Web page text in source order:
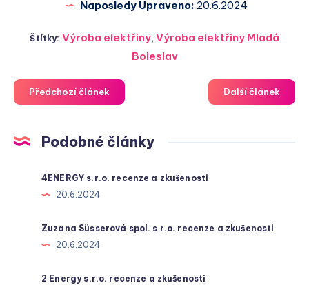
Naposledy Upraveno: 20.6.2024
Štítky: Výroba elektřiny, Výroba elektřiny Mladá
Boleslav
Předchozí článek Další článek
Podobné články
4ENERGY s.r.o. recenze a zkušenosti
20.6.2024
Zuzana Süsserová spol. s r.o. recenze a zkušenosti
20.6.2024
2 Energy s.r.o. recenze a zkušenosti